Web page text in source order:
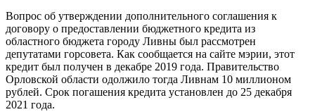
Вопрос об утверждении дополнительного соглашения к
договору о предоставлении бюджетного кредита из
областного бюджета городу Ливны был рассмотрен
депутатами горсовета. Как сообщается на сайте мэрии, этот
кредит был получен в декабре 2019 года. Правительство
Орловской области одолжило тогда Ливнам 10 миллионом
рублей. Срок погашения кредита установлен до 25 декабря
2021 года.